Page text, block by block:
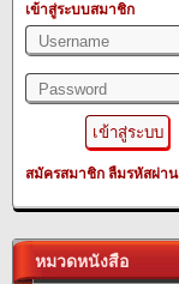
เข้าสู่ระบบสมาชิก
สมัครสมาชิก ลืมรหัสผ่าน
หมวดหนังสือ